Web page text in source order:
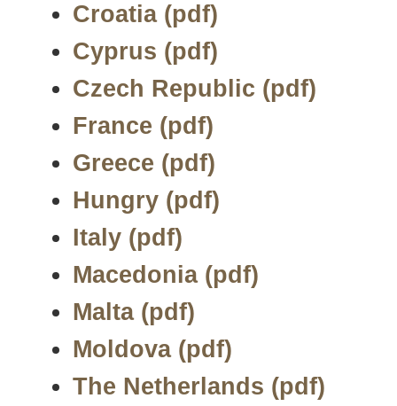
Croatia (pdf)
Cyprus (pdf)
Czech Republic (pdf)
France (pdf)
Greece (pdf)
Hungry (pdf)
Italy (pdf)
Macedonia (pdf)
Malta (pdf)
Moldova (pdf)
The Netherlands (pdf)